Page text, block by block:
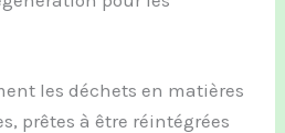
les déchets en matières
prêtes à être réintégrées